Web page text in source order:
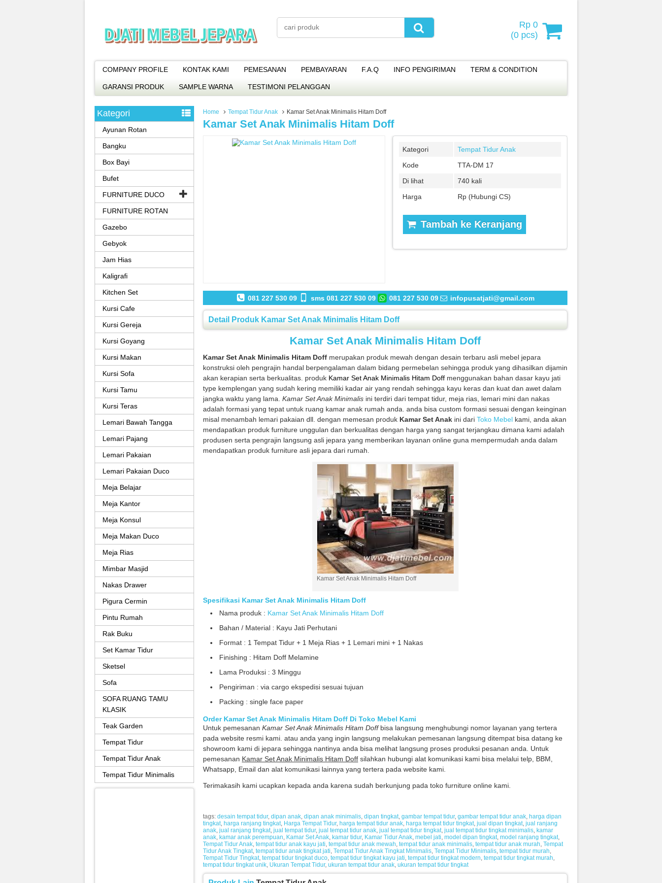
Rp 0
(0 pcs)
COMPANY PROFILE KONTAK KAMI PEMESANAN PEMBAYARAN F.A.Q INFO PENGIRIMAN TERM & CONDITION
GARANSI PRODUK SAMPLE WARNA TESTIMONI PELANGGAN
Home Tempat Tidur Anak Kamar Set Anak Minimalis Hitam Doff
Kamar Set Anak Minimalis Hitam Doff
Kategori
Tempat Tidur Anak
Kode
TTA-DM 17
Di lihat
740 kali
Harga
Rp (Hubungi CS)
Tambah ke Keranjang
081 227 530 09 sms 081 227 530 09 081 227 530 09 infopusatjati@gmail.com
Detail Produk Kamar Set Anak Minimalis Hitam Doff
Kamar Set Anak Minimalis Hitam Doff
Kamar Set Anak Minimalis Hitam Doff merupakan produk mewah dengan desain terbaru asli mebel jepara
konstruksi oleh pengrajin handal berpengalaman dalam bidang permebelan sehingga produk yang dihasilkan dijamin
akan kerapian serta berkualitas. produk Kamar Set Anak Minimalis Hitam Doff menggunakan bahan dasar kayu jati
type kemplengan yang sudah kering memiliki kadar air yang rendah sehingga kayu keras dan kuat dan awet dalam
jangka waktu yang lama. Kamar Set Anak Minimalis ini terdiri dari tempat tidur, meja rias, lemari mini dan nakas
adalah formasi yang tepat untuk ruang kamar anak rumah anda. anda bisa custom formasi sesuai dengan keinginan
misal menambah lemari pakaian dll. dengan memesan produk Kamar Set Anak ini dari Toko Mebel kami, anda akan
mendapatkan produk furniture unggulan dan berkualitas dengan harga yang sangat terjangkau dimana kami adalah
produsen serta pengrajin langsung asli jepara yang memberikan layanan online guna mempermudah anda dalam
mendapatkan produk furniture asli jepara dari rumah.
Kamar Set Anak Minimalis Hitam Doff
Spesifikasi Kamar Set Anak Minimalis Hitam Doff
Nama produk : Kamar Set Anak Minimalis Hitam Doff
Bahan / Material : Kayu Jati Perhutani
Format : 1 Tempat Tidur + 1 Meja Rias + 1 Lemari mini + 1 Nakas
Finishing : Hitam Doff Melamine
Lama Produksi : 3 Minggu
Pengiriman : via cargo ekspedisi sesuai tujuan
Packing : single face paper
Order Kamar Set Anak Minimalis Hitam Doff Di Toko Mebel Kami
Untuk pemesanan Kamar Set Anak Minimalis Hitam Doffbisa langsung menghubungi nomor layanan yang tertera
pada website resmi kami. atau anda yang ingin langsung melakukan pemesanan langsung ditempat bisa datang ke
showroom kami di jepara sehingga nantinya anda bisa melihat langsung proses produksi pesanan anda. Untuk
pemesanan Kamar Set Anak Minimalis Hitam Doff silahkan hubungi alat komunikasi kami bisa melalui telp, BBM,
Whatsapp, Email dan alat komunikasi lainnya yang tertera pada website kami.
Terimakasih kami ucapkan kepada anda karena sudah berkunjung pada toko furniture online kami.
tags: desain tempat tidur, dipan anak, dipan anak minimalis, dipan tingkat, gambar tempat tidur, gambar tempat tidur anak, harga dipan
tingkat, harga ranjang tingkat, Harga Tempat Tidur, harga tempat tidur anak, harga tempat tidur tingkat, jual dipan tingkat, jual ranjang
anak, jual ranjang tingkat, jual tempat tidur, jual tempat tidur anak, jual tempat tidur tingkat, jual tempat tidur tingkat minimalis, kamar
anak, kamar anak perempuan, Kamar Set Anak, kamar tidur, Kamar Tidur Anak, mebel jati, model dipan tingkat, model ranjang tingkat,
Tempat Tidur Anak, tempat tidur anak kayu jati, tempat tidur anak mewah, tempat tidur anak minimalis, tempat tidur anak murah, Tempat
Tidur Anak Tingkat, tempat tidur anak tingkat jati, Tempat Tidur Anak Tingkat Minimalis, Tempat Tidur Minimalis, tempat tidur murah,
Tempat Tidur Tingkat, tempat tidur tingkat duco, tempat tidur tingkat kayu jati, tempat tidur tingkat modern, tempat tidur tingkat murah,
tempat tidur tingkat unik, Ukuran Tempat Tidur, ukuran tempat tidur anak, ukuran tempat tidur tingkat
Kategori
Ayunan Rotan
Bangku
Box Bayi
Bufet
FURNITURE DUCO
FURNITURE ROTAN
Gazebo
Gebyok
Jam Hias
Kaligrafi
Kitchen Set
Kursi Cafe
Kursi Gereja
Kursi Goyang
Kursi Makan
Kursi Sofa
Kursi Tamu
Kursi Teras
Lemari Bawah Tangga
Lemari Pajang
Lemari Pakaian
Lemari Pakaian Duco
Meja Belajar
Meja Kantor
Meja Konsul
Meja Makan Duco
Meja Rias
Mimbar Masjid
Nakas Drawer
Pigura Cermin
Pintu Rumah
Rak Buku
Set Kamar Tidur
Sketsel
Sofa
SOFA RUANG TAMU
KLASIK
Teak Garden
Tempat Tidur
Tempat Tidur Anak
Tempat Tidur Minimalis